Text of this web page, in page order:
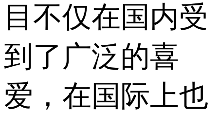
目不仅在国内受
到了广泛的喜
爱，在国际上也